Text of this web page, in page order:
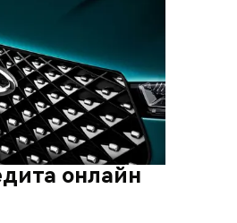
онлайн